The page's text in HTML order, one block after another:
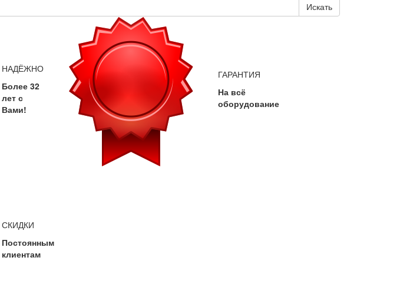
Искать
НАДЁЖНО
Более 32
лет с
Вами!
ГАРАНТИЯ
На всё
оборудование
СКИДКИ
Постоянным
клиентам